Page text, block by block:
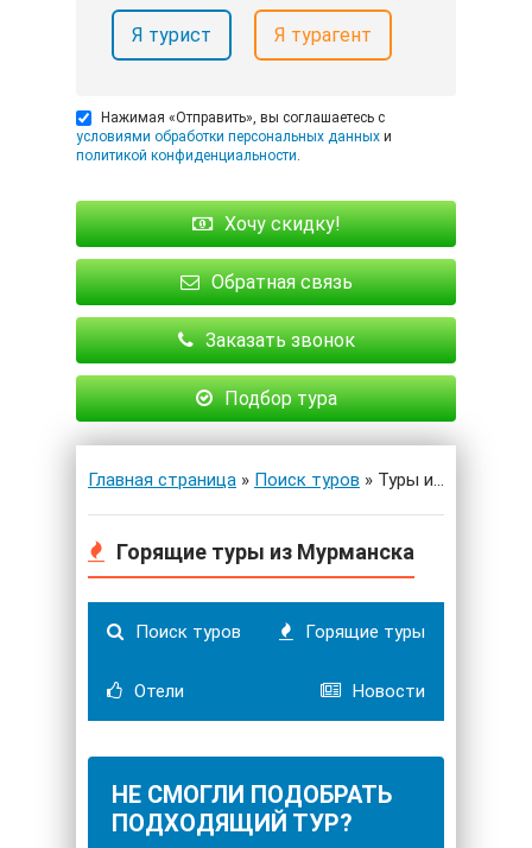
Я турист Я турагент
Нажимая «Отправить», вы соглашаетесь с
условиями обработки персональных данных и
политикой конфиденциальности.
Хочу скидку!
Обратная связь
Заказать звонок
Подбор тура
Главная страница » Поиск туров » Туры из Мурманска
Горящие туры из Мурманска
Поиск туров Горящие туры
Отели Новости
НЕ СМОГЛИ ПОДОБРАТЬ
ПОДХОДЯЩИЙ ТУР?